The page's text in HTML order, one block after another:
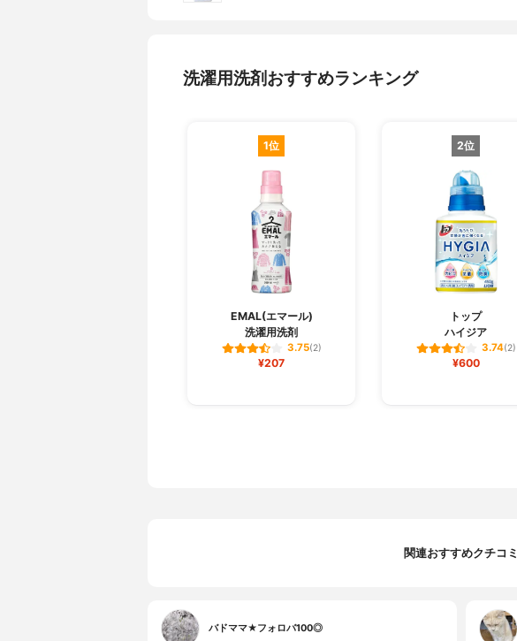
洗濯用洗剤おすすめランキング
1位
EMAL(エマール)
洗濯用洗剤
3.75(2)
¥207
2位
トップ
ハイジア
3.74(2)
¥600
関連おすすめクチコミ
バドママ★フォロバ100◎